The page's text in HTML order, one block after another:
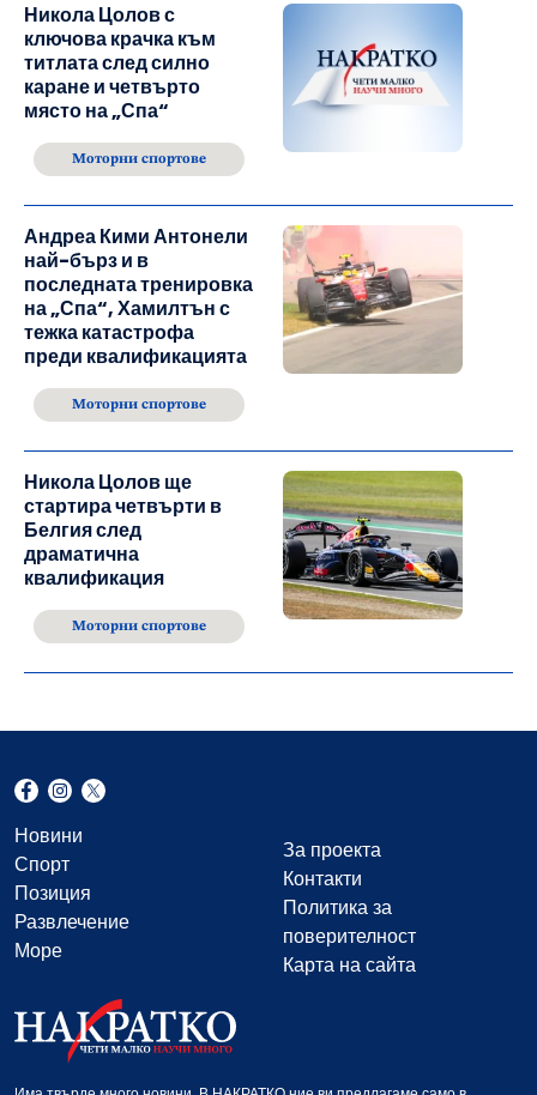
Никола Цолов с
ключова крачка към
титлата след силно
каране и четвърто
място на „Спа“
Моторни спортове
Андреа Кими Антонели
най-бърз и в
последната тренировка
на „Спа“, Хамилтън с
тежка катастрофа
преди квалификацията
Моторни спортове
Никола Цолов ще
стартира четвърти в
Белгия след
драматична
квалификация
Моторни спортове
Новини
Спорт
Позиция
Развлечение
Море
За проекта
Контакти
Политика за
поверителност
Карта на сайта